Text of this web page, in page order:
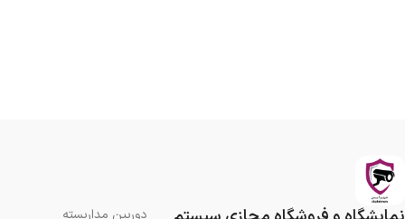
دوربین مداربسته